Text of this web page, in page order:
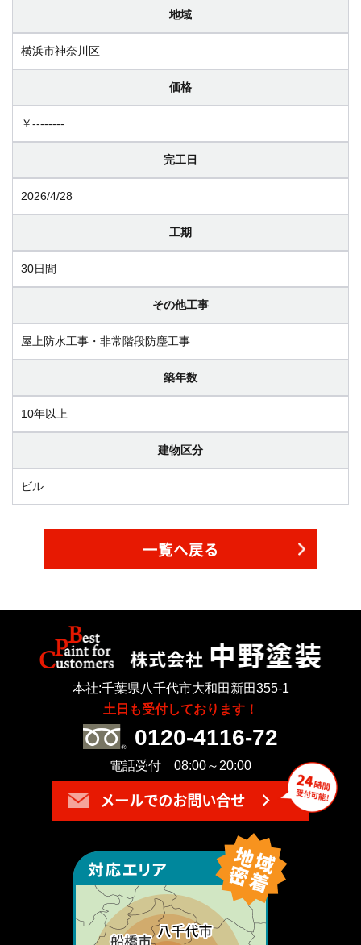
地域
横浜市神奈川区
価格
￥--------
完工日
2026/4/28
工期
30日間
その他工事
屋上防水工事・非常階段防塵工事
築年数
10年以上
建物区分
ビル
一覧へ戻る
本社:千葉県八千代市大和田新田355-1
土日も受付しております！
0120-4116-72
電話受付 08:00～20:00
メールでのお問い合せ